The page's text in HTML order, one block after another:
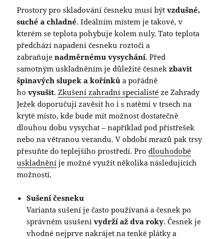
Prostory pro skladování česneku musí býtvzdušné,
suché a chladné. Ideálním místem je takové, v
kterém se teplota pohybuje kolem nuly. Tato teplota
předchází napadení česneku roztoči a
zabraňujenadměrnému vysychání. Před
samotným uskladněním je důležité česnekzbavit
špinavých slupek a kořínků a pořádně
hovysušit.Zkušení zahradní specialisté ze Zahrady
Ježek doporučují zavěsit ho i s natěmi v trsech na
kryté místo, kde bude mít možnost dostatečně
dlouhou dobu vysychat – například pod přístřešek
nebo na větranou verandu. V období mrazů pak trsy
přesuňte do teplejšího prostředí. Prodlouhodobé
uskladnění je možné využít několika následujících
možností.
Sušení česneku
Varianta sušení je často používaná a česnek po
správném usušenívydrží až dva roky. Česnek je
vhodné nejprve nakrájet na tenké plátky a